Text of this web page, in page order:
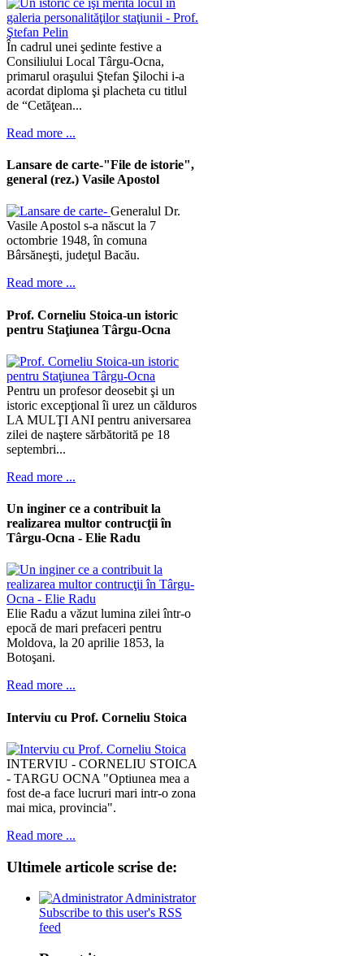
În cadrul unei şedinte festive a
Consiliului Local Târgu-Ocna,
primarul oraşului Ştefan Şilochi i-a
acordat diploma şi placheta cu titlul
de “Cetăţean...
Read more ...
Lansare de carte-"File de istorie",
general (rez.) Vasile Apostol
Generalul Dr.
Vasile Apostol s-a născut la 7
octombrie 1948, în comuna
Bârsăneşti, judeţul Bacău.
Read more ...
Prof. Corneliu Stoica-un istoric
pentru Staţiunea Târgu-Ocna
Pentru un profesor deosebit şi un
istoric excepţional îi urez un călduros
LA MULŢI ANI pentru aniversarea
zilei de naştere sărbătorită pe 18
septembri...
Read more ...
Un inginer ce a contribuit la
realizarea multor contrucţii în
Târgu-Ocna - Elie Radu
Elie Radu a văzut lumina zilei într-o
epocă de mari prefaceri pentru
Moldova, la 20 aprilie 1853, la
Botoşani.
Read more ...
Interviu cu Prof. Corneliu Stoica
INTERVIU - CORNELIU STOICA
- TARGU OCNA "Optiunea mea a
fost de-a face lucruri mari intr-o zona
mai mica, provincia".
Read more ...
Ultimele articole scrise de:
Administrator
Subscribe to this user's RSS
feed